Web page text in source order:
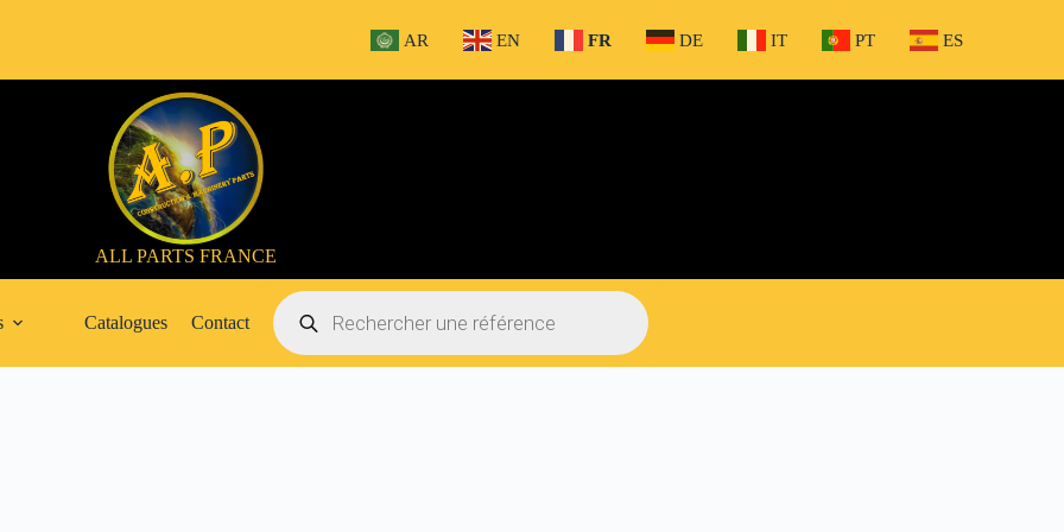
AR EN FR DE IT PT ES
ALL PARTS FRANCE
Catalogues Contact
Recherche
de
produits